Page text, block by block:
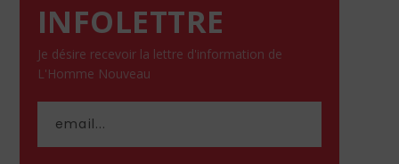
INFOLETTRE
Je désire recevoir la lettre d'information de
L'Homme Nouveau